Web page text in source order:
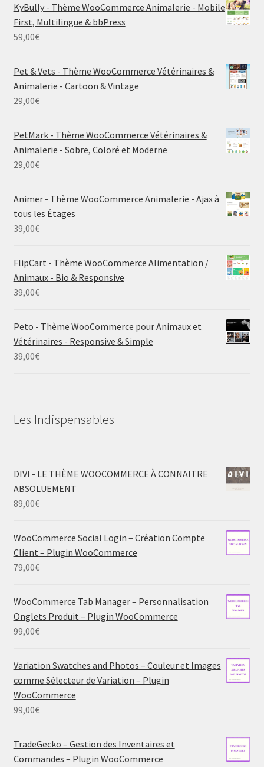
KyBully - Thème WooCommerce Animalerie - Mobile
First, Multilingue & bbPress
59,00€
Pet & Vets - Thème WooCommerce Vétérinaires &
Animalerie - Cartoon & Vintage
29,00€
PetMark - Thème WooCommerce Vétérinaires &
Animalerie - Sobre, Coloré et Moderne
29,00€
Animer - Thème WooCommerce Animalerie - Ajax à
tous les Étages
39,00€
FlipCart - Thème WooCommerce Alimentation /
Animaux - Bio & Responsive
39,00€
Peto - Thème WooCommerce pour Animaux et
Vétérinaires - Responsive & Simple
39,00€
Les Indispensables
DIVI - LE THÈME WOOCOMMERCE À CONNAITRE
ABSOLUEMENT
89,00€
WooCommerce Social Login – Création Compte
Client – Plugin WooCommerce
79,00€
WooCommerce Tab Manager – Personnalisation
Onglets Produit – Plugin WooCommerce
99,00€
Variation Swatches and Photos – Couleur et Images
comme Sélecteur de Variation – Plugin
WooCommerce
99,00€
TradeGecko – Gestion des Inventaires et
Commandes – Plugin WooCommerce